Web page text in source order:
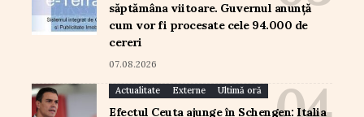
săptămâna viitoare. Guvernul anunță
cum vor fi procesate cele 94.000 de
cereri
07.08.2026
Actualitate Externe Ultimă oră
Efectul Ceuta ajunge în Schengen: Italia